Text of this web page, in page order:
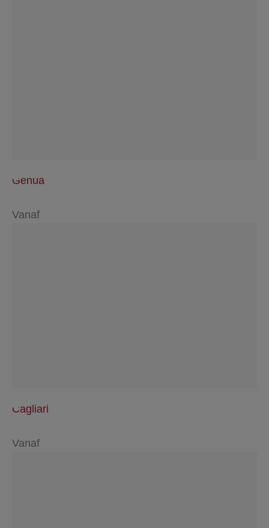
Genua
Vanaf
Cagliari
Vanaf